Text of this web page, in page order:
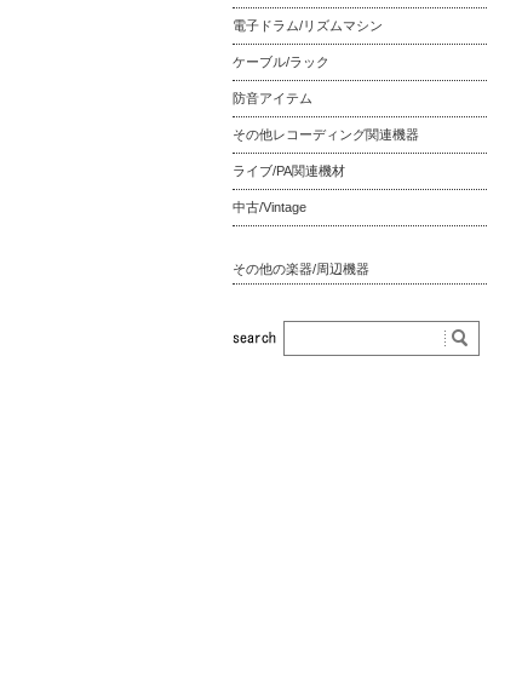
電子ドラム/リズムマシン
ケーブル/ラック
防音アイテム
その他レコーディング関連機器
ライブ/PA関連機材
中古/Vintage
その他の楽器/周辺機器